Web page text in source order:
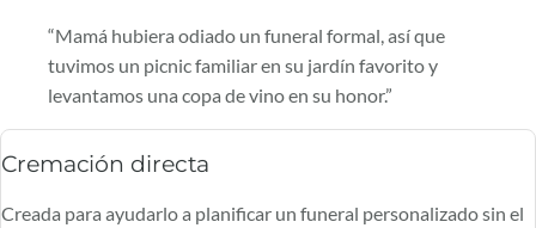
“Mamá hubiera odiado un funeral formal, así que
tuvimos un picnic familiar en su jardín favorito y
levantamos una copa de vino en su honor.”
Cremación directa
Creada para ayudarlo a planificar un funeral personalizado sin el